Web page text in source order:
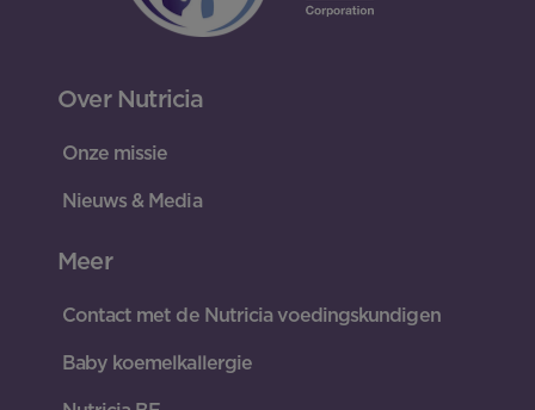
Over Nutricia
Onze missie
Nieuws & Media
Meer
Contact met de Nutricia voedingskundigen
Baby koemelkallergie